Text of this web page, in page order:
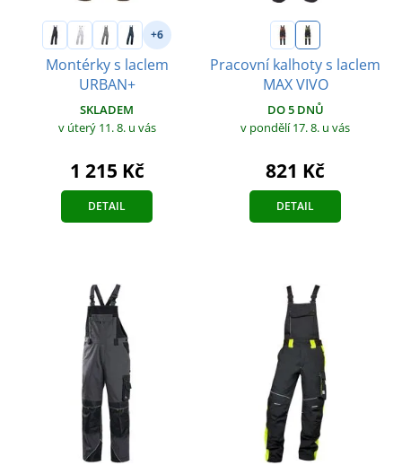
+6
Montérky s laclem
URBAN+
SKLADEM
v úterý 11. 8. u vás
1 215 Kč
DETAIL
Pracovní kalhoty s laclem
MAX VIVO
DO 5 DNŮ
v pondělí 17. 8. u vás
821 Kč
DETAIL